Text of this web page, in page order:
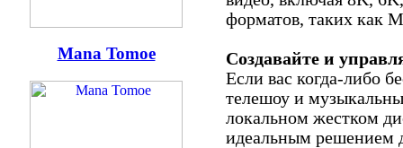
Mana Tomoe
форматов, таких как
Создавайте и
Если вас когда-либо
телешоу и
локальном жестком
идеальным решением